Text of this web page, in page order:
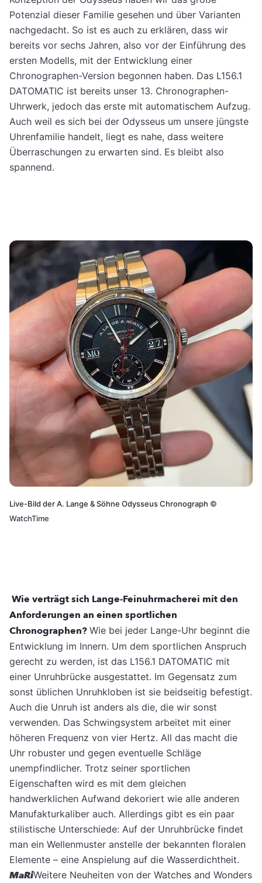
Potenzial dieser Familie gesehen und über Varianten
nachgedacht. So ist es auch zu erklären, dass wir
bereits vor sechs Jahren, also vor der Einführung des
ersten Modells, mit der Entwicklung einer
Chronographen-Version begonnen haben. Das L156.1
DATOMATIC ist bereits unser 13. Chronographen-
Uhrwerk, jedoch das erste mit automa­tischem Aufzug.
Auch weil es sich bei der Odysseus um unsere jüngste
Uhrenfamilie handelt, liegt es nahe, dass weitere
Überraschungen zu erwarten sind. Es bleibt also
spannend.
Live-Bild der A. Lange & Söhne Odysseus Chronograph ©
WatchTime
Wie verträgt sich Lange-Feinuhrmacherei mit den
Anforderungen an einen sportlichen
Chronographen? Wie bei jeder Lange-Uhr beginnt die
Entwicklung im Innern. Um dem sportlichen Anspruch
gerecht zu werden, ist das L156.1 DATOMATIC mit
einer Unruhbrücke ausgestattet. Im Gegensatz zum
sonst üblichen Unruhkloben ist sie beidseitig befestigt.
Auch die Unruh ist anders als die, die wir sonst
verwenden. Das Schwingsystem arbeitet mit einer
höheren Frequenz von vier Hertz. All das macht die
Uhr robuster und gegen eventuelle Schläge
unempfindlicher. Trotz seiner sportlichen
Eigenschaften wird es mit dem gleichen
handwerklichen Aufwand dekoriert wie alle anderen
Manufakturkaliber auch. Allerdings gibt es ein paar
stilistische Unterschiede: Auf der Unruhbrücke findet
man ein Wellenmuster anstelle der bekannten floralen
Elemente – eine Anspielung auf die Wasserdichtheit.
MaRiWeitere Neuheiten von der Watches and Wonders